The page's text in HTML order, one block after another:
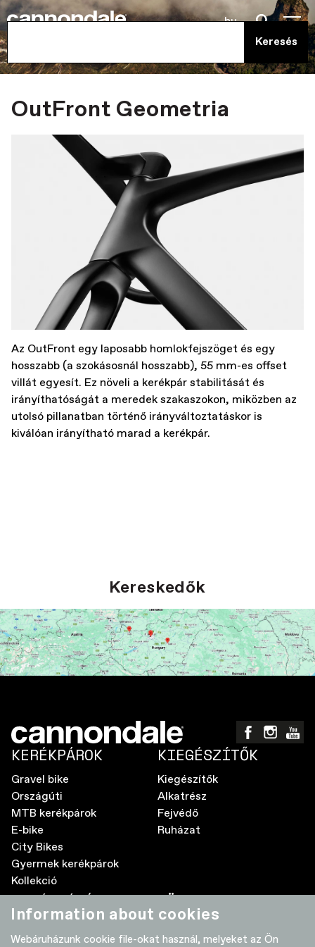
hu
OutFront Geometria
Az OutFront egy laposabb homlokfejszöget és egy
hosszabb (a szokásosnál hosszabb), 55 mm-es offset
villát egyesít. Ez növeli a kerékpár stabilitását és
irányíthatóságát a meredek szakaszokon, miközben az
utolsó pillanatban történő irányváltoztatáskor is
kiválóan irányítható marad a kerékpár.
Kereskedők
KERÉKPÁROK
Gravel bike
Országúti
MTB kerékpárok
E-bike
City Bikes
Gyermek kerékpárok
Kollekció
KIEGÉSZÍTŐK
Kiegészítők
Alkatrész
Fejvédő
Ruházat
A MÁRKÁRÓL
Élettartam garancia
TÖBB
Adatvédelmi nyilatkozat
Information about cookies
Webáruházunk cookie file-okat használ, melyeket az Ön